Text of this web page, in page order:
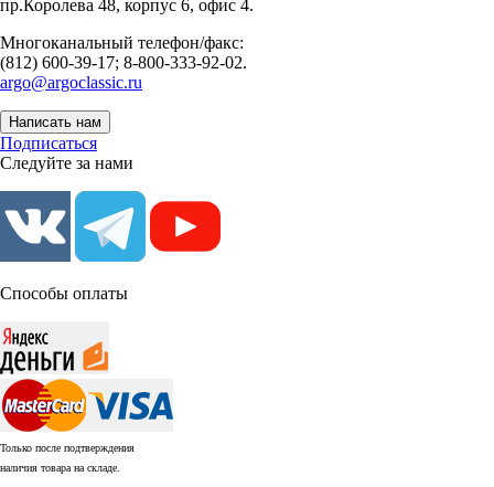
пр.Королева 48, корпус 6, офис 4.
Многоканальный телефон/факс:
(812) 600-39-17; 8-800-333-92-02.
argo@argoclassic.ru
Написать нам
Подписаться
Следуйте за нами
Способы оплаты
Только после подтверждения
наличия товара на складе.